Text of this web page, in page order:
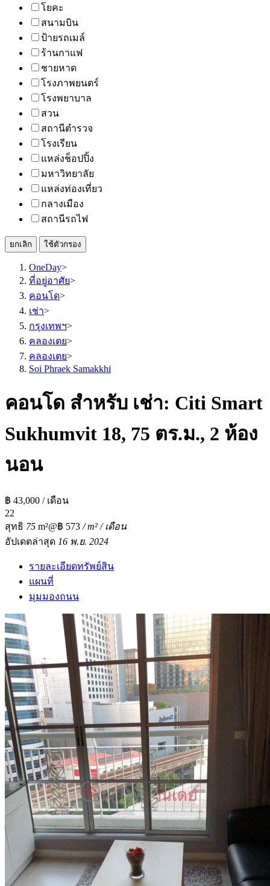
โยคะ
สนามบิน
ป้ายรถเมล์
ร้านกาแฟ
ชายหาด
โรงภาพยนตร์
โรงพยาบาล
สวน
สถานีตำรวจ
โรงเรียน
แหล่งช็อปปิ้ง
มหาวิทยาลัย
แหล่งท่องเที่ยว
กลางเมือง
สถานีรถไฟ
ยกเลิก ใช้ตัวกรอง
OneDay>
ที่อยู่อาศัย>
คอนโด>
เช่า>
กรุงเทพฯ>
คลองเตย>
คลองเตย>
Soi Phraek Samakkhi
คอนโด สำหรับ เช่า: Citi Smart
Sukhumvit 18, 75 ตร.ม., 2 ห้อง
นอน
฿ 43,000 / เดือน
22
สุทธิ 75 m²@฿ 573 / m² / เดือน
อัปเดตล่าสุด 16 พ.ย. 2024
รายละเอียดทรัพย์สิน
แผนที่
มุมมองถนน